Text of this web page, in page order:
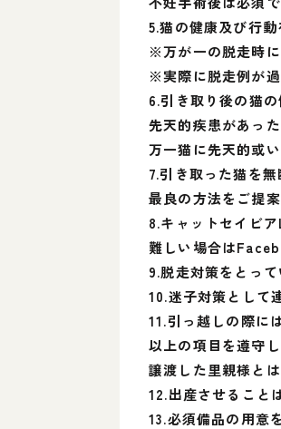
5.猫の健康及び行
※万が一の脱走時
※実際に脱走例が過
6.引き取り後の猫
先天的疾患があっ
万一猫に先天的或
7.引き取った猫を
最良の方法をご提案
8.キャットセイビ
難しい場合は
9.脱走対策をとっ
10.迷子対策として
11.引っ越しの際に
以上の項目を遵守
譲渡した里親様と
12.出産させること
13.必須備品の用意